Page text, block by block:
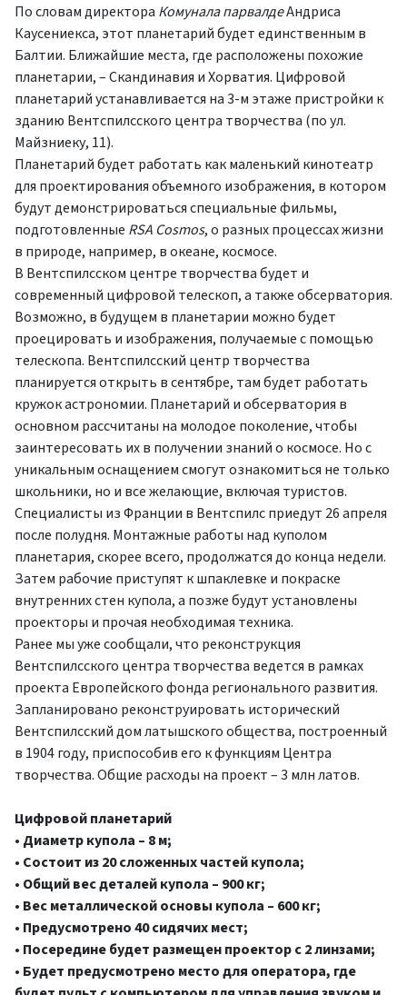
По словам директора Комунала парвалдеАндриса
Каусениекса, этот планетарий будет единственным в
Балтии. Ближайшие места, где расположены похожие
планетарии, – Скандинавия и Хорватия. Цифровой
планетарий устанавливается на 3-м этаже пристройки к
зданию Вентспилсского центра творчества (по ул.
Майзниеку, 11).
Планетарий будет работать как маленький кинотеатр
для проектирования объемного изображения, в котором
будут демонстрироваться специальные фильмы,
подготовленные RSA Cosmos, о разных процессах жизни
в природе, например, в океане, космосе.
В Вентспилсском центре творчества будет и
современный цифровой телескоп, а также обсерватория.
Возможно, в будущем в планетарии можно будет
проецировать и изображения, получаемые с помощью
телескопа. Вентспилсский центр творчества
планируется открыть в сентябре, там будет работать
кружок астрономии. Планетарий и обсерватория в
основном рассчитаны на молодое поколение, чтобы
заинтересовать их в получении знаний о космосе. Но с
уникальным оснащением смогут ознакомиться не только
школьники, но и все желающие, включая туристов.
Специалисты из Франции в Вентспилс приедут 26 апреля
после полудня. Монтажные работы над куполом
планетария, скорее всего, продолжатся до конца недели.
Затем рабочие приступят к шпаклевке и покраске
внутренних стен купола, а позже будут установлены
проекторы и прочая необходимая техника.
Ранее мы уже сообщали, что реконструкция
Вентспилсского центра творчества ведется в рамках
проекта Европейского фонда регионального развития.
Запланировано реконструировать исторический
Вентспилсский дом латышского общества, построенный
в 1904 году, приспособив его к функциям Центра
творчества. Общие расходы на проект – 3 млн латов.
Цифровой планетарий
• Диаметр купола – 8 м;
• Состоит из 20 сложенных частей купола;
• Общий вес деталей купола – 900 кг;
• Вес металлической основы купола – 600 кг;
• Предусмотрено 40 сидячих мест;
• Посередине будет размещен проектор с 2 линзами;
• Будет предусмотрено место для оператора, где